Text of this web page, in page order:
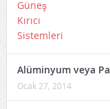
Alüminyum veya
Ocak 27, 2014